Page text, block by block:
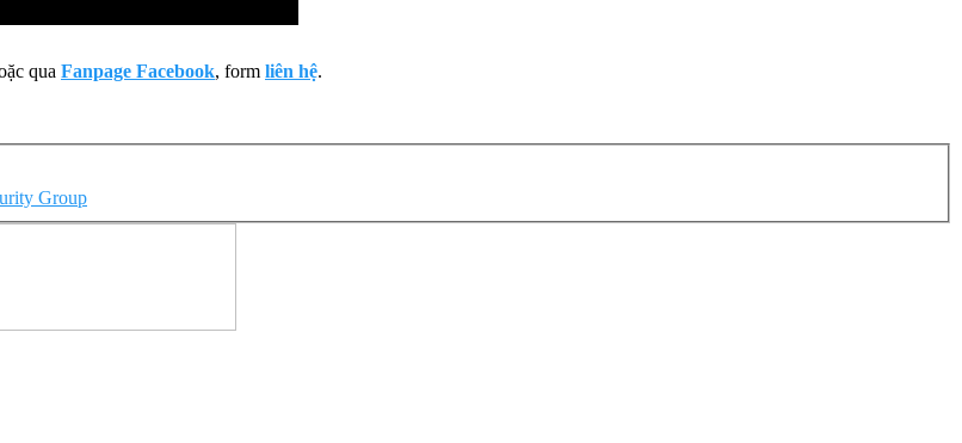
qua Fanpage Facebook, form liên hệ.
Group